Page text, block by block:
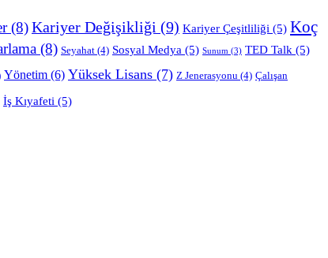
(8)Kariyer Değişikliği (9) Kariyer Çeşitliliği (5) Koç
(8) Seyahat (4) Sosyal Medya (5) Sunum (3) TED Talk (5)
Yönetim (6) Yüksek Lisans (7) Z Jenerasyonu (4) Çalışan
İş Kıyafeti (5)